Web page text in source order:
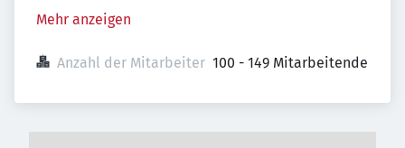
Mehr anzeigen
Anzahl der Mitarbeiter 100 - 149 Mitarbeitende